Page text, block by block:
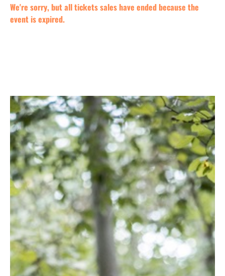
We're sorry, but all tickets sales have ended because the
event is expired.